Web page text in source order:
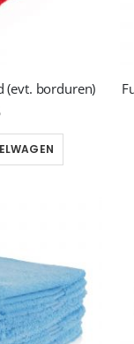
(evt. borduren)